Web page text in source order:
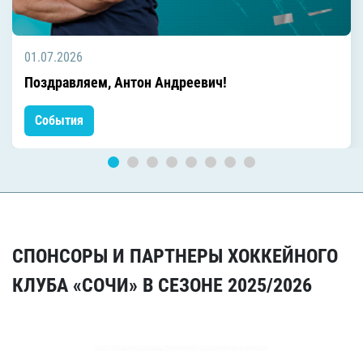
01.07.2026
Поздравляем, Антон Андреевич!
События
СПОНСОРЫ И ПАРТНЕРЫ ХОККЕЙНОГО
КЛУБА «СОЧИ» В СЕЗОНЕ 2025/2026